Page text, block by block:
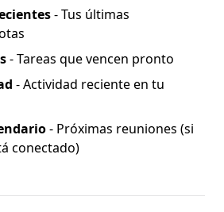
- Tus últimas
- Tareas que vencen pronto
- Actividad reciente en tu
- Próximas reuniones (si
conectado)